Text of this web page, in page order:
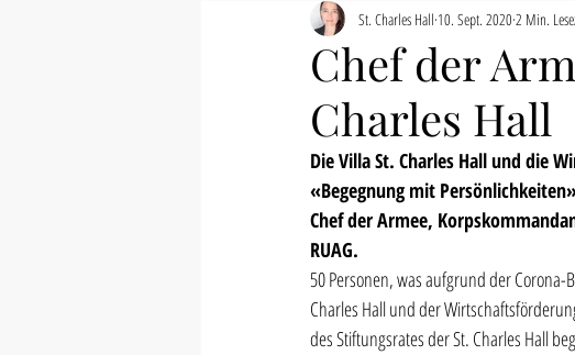
Chef der
Charles Hall
St. Charles Hall 10. Sept. 2020 2 Min.
Die Villa St. Charles Hall und die
«Begegnung mit
Chef der Armee,
RUAG.
50 Personen, was aufgrund der Corona-
Charles Hall und der
des Stiftungsrates der St. Charles Hall